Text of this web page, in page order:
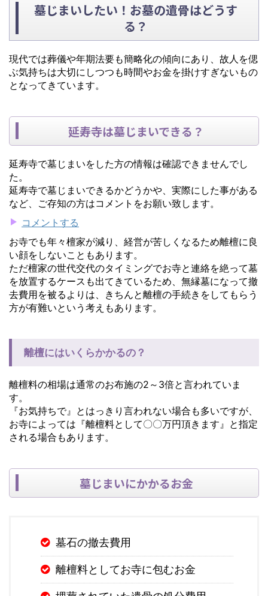
墓じまいしたい！お墓の遺骨はどうす
る？
現代では葬儀や年期法要も簡略化の傾向にあり、故人を偲
ぶ気持ちは大切にしつつも時間やお金を掛けすぎないもの
となってきています。
延寿寺は墓じまいできる？
延寿寺で墓じまいをした方の情報は確認できませんでし
た。
延寿寺で墓じまいできるかどうかや、実際にした事がある
など、ご存知の方はコメントをお願い致します。
コメントする
お寺でも年々檀家が減り、経営が苦しくなるため離檀に良
い顔をしないこともあります。
ただ檀家の世代交代のタイミングでお寺と連絡を絶って墓
を放置するケースも出てきているため、無縁墓になって撤
去費用を被るよりは、きちんと離檀の手続きをしてもらう
方が有難いという考えもあります。
離檀にはいくらかかるの？
離檀料の相場は通常のお布施の2～3倍と言われていま
す。
『お気持ちで』とはっきり言われない場合も多いですが、
お寺によっては『離檀料として〇〇万円頂きます』と指定
される場合もあります。
墓じまいにかかるお金
墓石の撤去費用
離檀料としてお寺に包むお金